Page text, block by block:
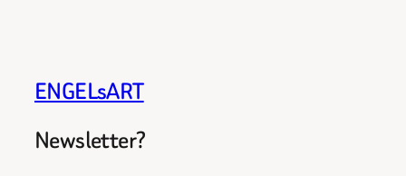
ENGELsART
Newsletter?